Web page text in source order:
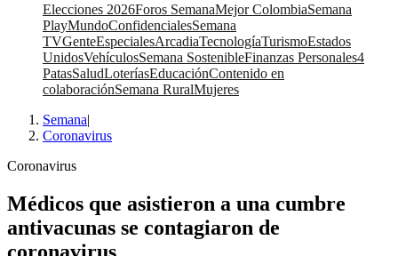
Elecciones 2026Foros SemanaMejor ColombiaSemana
PlayMundoConfidencialesSemana
TVGenteEspecialesArcadiaTecnologíaTurismoEstados
UnidosVehículosSemana SostenibleFinanzas Personales4
PatasSaludLoteríasEducaciónContenido en
colaboraciónSemana RuralMujeres
Semana|
Coronavirus
Coronavirus
Médicos que asistieron a una cumbre
antivacunas se contagiaron de
coronavirus